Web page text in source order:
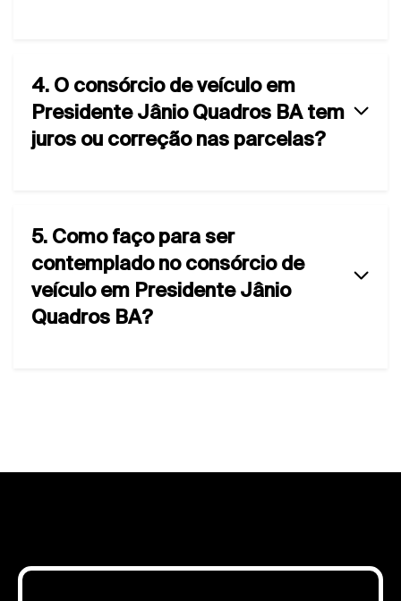
4. O consórcio de veículo em
Presidente Jânio Quadros BA tem
juros ou correção nas parcelas?
5. Como faço para ser
contemplado no consórcio de
veículo em Presidente Jânio
Quadros BA?